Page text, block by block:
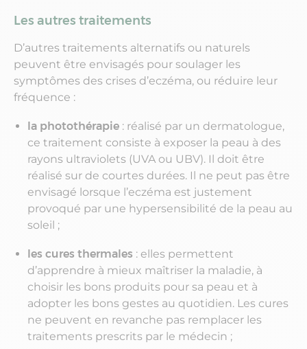
Les autres traitements
D’autres traitements alternatifs ou naturels
peuvent être envisagés pour soulager les
symptômes des crises d’eczéma, ou réduire leur
fréquence :
la photothérapie : réalisé par un dermatologue,
ce traitement consiste à exposer la peau à des
rayons ultraviolets (UVA ou UBV). Il doit être
réalisé sur de courtes durées. Il ne peut pas être
envisagé lorsque l’eczéma est justement
provoqué par une hypersensibilité de la peau au
soleil ;
les cures thermales : elles permettent
d’apprendre à mieux maîtriser la maladie, à
choisir les bons produits pour sa peau et à
adopter les bons gestes au quotidien. Les cures
ne peuvent en revanche pas remplacer les
traitements prescrits par le médecin ;